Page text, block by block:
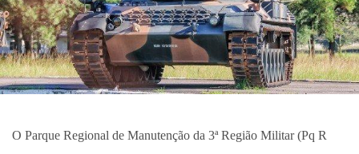
O Parque Regional de Manutenção da 3ª Região Militar (Pq R